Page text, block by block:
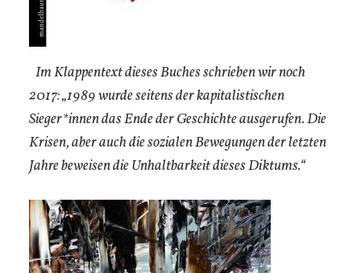
Im Klappentext dieses Buches schrieben wir noch
2017: „1989 wurde seitens der kapitalistischen
Sieger*innen das Ende der Geschichte ausgerufen. Die
Krisen, aber auch die sozialen Bewegungen der letzten
Jahre beweisen die Unhaltbarkeit dieses Diktums.“